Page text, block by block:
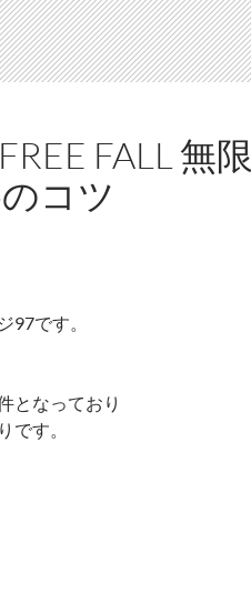
FALL 無限
コツ
97です。
となっており
です。
無限 ステージ97 攻略のコツ